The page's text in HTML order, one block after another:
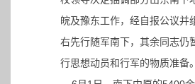
皖及豫东工作，经自报公议并
右先行随军南下，其余同志仍
行思想动员和行军的物质准备。